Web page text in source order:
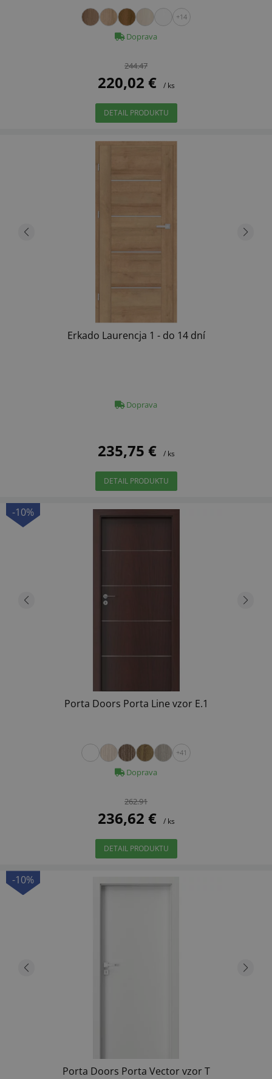
+14
Doprava
244.47
220,02 € / ks
DETAIL PRODUKTU
Erkado Laurencja 1 - do 14 dní
Doprava
235,75 € / ks
DETAIL PRODUKTU
-10%
Porta Doors Porta Line vzor E.1
+41
Doprava
262.91
236,62 € / ks
DETAIL PRODUKTU
-10%
Porta Doors Porta Vector vzor T